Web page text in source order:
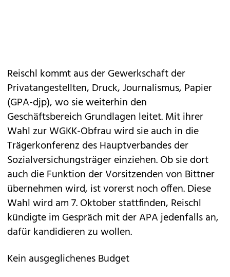
Reischl kommt aus der Gewerkschaft der
Privatangestellten, Druck, Journalismus, Papier
(GPA-djp), wo sie weiterhin den
Geschäftsbereich Grundlagen leitet. Mit ihrer
Wahl zur WGKK-Obfrau wird sie auch in die
Trägerkonferenz des Hauptverbandes der
Sozialversichungsträger einziehen. Ob sie dort
auch die Funktion der Vorsitzenden von Bittner
übernehmen wird, ist vorerst noch offen. Diese
Wahl wird am 7. Oktober stattfinden, Reischl
kündigte im Gespräch mit der APA jedenfalls an,
dafür kandidieren zu wollen.
Kein ausgeglichenes Budget